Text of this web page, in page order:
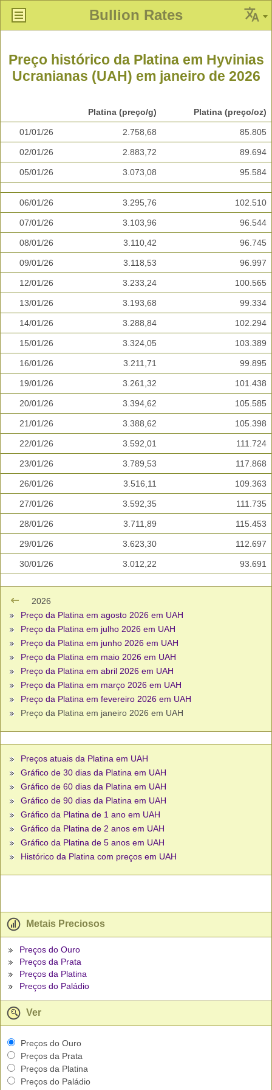
Bullion Rates
Preço histórico da Platina em Hyvinias
Ucranianas (UAH) em janeiro de 2026
Platina (preço/g) Platina (preço/oz)
01/01/26 2.758,68 85.805
02/01/26 2.883,72 89.694
05/01/26 3.073,08 95.584
06/01/26 3.295,76 102.510
07/01/26 3.103,96 96.544
08/01/26 3.110,42 96.745
09/01/26 3.118,53 96.997
12/01/26 3.233,24 100.565
13/01/26 3.193,68 99.334
14/01/26 3.288,84 102.294
15/01/26 3.324,05 103.389
16/01/26 3.211,71 99.895
19/01/26 3.261,32 101.438
20/01/26 3.394,62 105.585
21/01/26 3.388,62 105.398
22/01/26 3.592,01 111.724
23/01/26 3.789,53 117.868
26/01/26 3.516,11 109.363
27/01/26 3.592,35 111.735
28/01/26 3.711,89 115.453
29/01/26 3.623,30 112.697
30/01/26 3.012,22 93.691
2026
Preço da Platina em agosto 2026 em UAH
Preço da Platina em julho 2026 em UAH
Preço da Platina em junho 2026 em UAH
Preço da Platina em maio 2026 em UAH
Preço da Platina em abril 2026 em UAH
Preço da Platina em março 2026 em UAH
Preço da Platina em fevereiro 2026 em UAH
Preço da Platina em janeiro 2026 em UAH
Preços atuais da Platina em UAH
Gráfico de 30 dias da Platina em UAH
Gráfico de 60 dias da Platina em UAH
Gráfico de 90 dias da Platina em UAH
Gráfico da Platina de 1 ano em UAH
Gráfico da Platina de 2 anos em UAH
Gráfico da Platina de 5 anos em UAH
Histórico da Platina com preços em UAH
Metais Preciosos
Preços do Ouro
Preços da Prata
Preços da Platina
Preços do Paládio
Ver
Preços do Ouro
Preços da Prata
Preços da Platina
Preços do Paládio